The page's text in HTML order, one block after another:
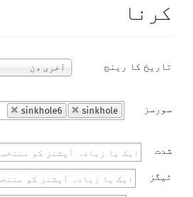
کرنا
تاریخ کا رینج آخری دن
سورسز
sinkhole
sinkhole6
شدت
ٹیگز